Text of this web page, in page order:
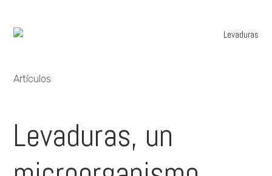
Artículos
Levaduras, un